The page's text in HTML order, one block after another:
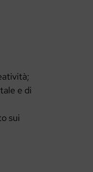
e di
sui